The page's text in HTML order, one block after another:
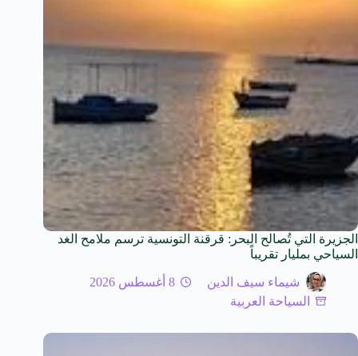
الجزيرة التي تُصالح البحر: قرقنة التونسية ترسم ملامح الغد
السياحي بمليار تقريباً
شيماء سيف الدين
8 أغسطس 2026
السياحة العربية